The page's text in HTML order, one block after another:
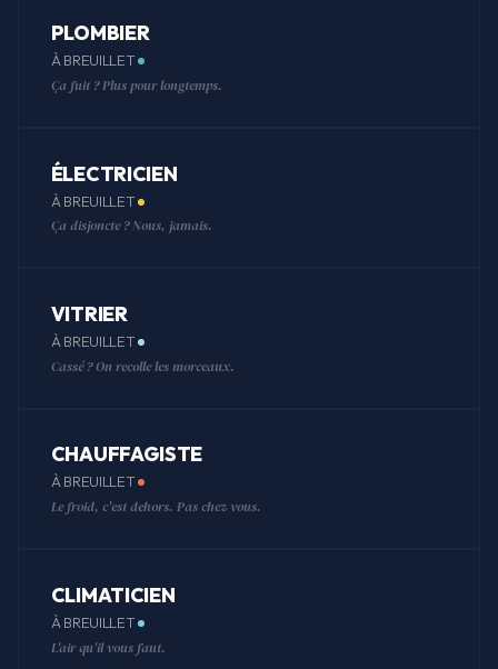
PLOMBIER
À BREUILLET
Ça fuit ? Plus pour longtemps.
ÉLECTRICIEN
À BREUILLET
Ça disjoncte ? Nous, jamais.
VITRIER
À BREUILLET
Cassé ? On recolle les morceaux.
CHAUFFAGISTE
À BREUILLET
Le froid, c'est dehors. Pas chez vous.
CLIMATICIEN
À BREUILLET
L'air qu'il vous faut.